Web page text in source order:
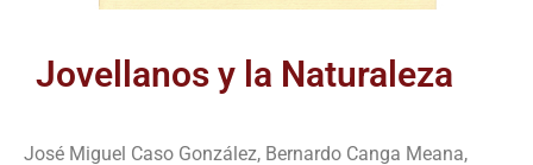
Jovellanos y la Naturaleza
José Miguel Caso González, Bernardo Canga Meana,